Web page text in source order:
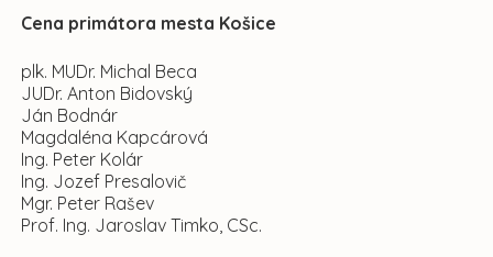
Cena primátora mesta Košice
plk. MUDr. Michal Beca
JUDr. Anton Bidovský
Ján Bodnár
Magdaléna Kapcárová
Ing. Peter Kolár
Ing. Jozef Presalovič
Mgr. Peter Rašev
Prof. Ing. Jaroslav Timko, CSc.